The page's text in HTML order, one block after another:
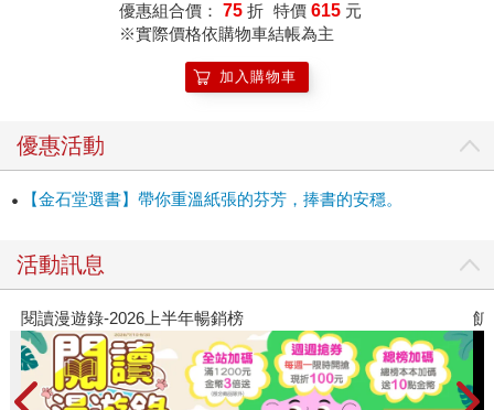
三百人的度假村，是就連入園道路都隱密到挑戰（測試）你
的階級品味── 「我來告訴你有錢人的事……他們不是每個人
都像貓王，會把豪宅買在市中心，讓所有人目瞪口呆在那
看。有錢人會把錢藏起來。他們不希望你發現他們到底有多
們的房子。相信我，我看很多這種節目。」──《喜弒臨門》
世代會出現的魔法痕跡、推理線索。雖然這位地表最平凡老
攪亂拉扯，然而更加令他混淆，或者說折磨他心智的是，所
有父母看著自己的孩子都難以逃過的魔咒──我家寶貝最乖、
最可愛了。 「這孩子以前每天都會擁抱我。她六歲時，我們
會玩一個遊戲叫『擁抱怪物』 ，她會在地毯爬來爬去，咆哮
低吼，咬我腳踝，要讓她變回小女孩唯一的方法是突然將她
抱起，讓她手腳飛舞離開地面。我可能有十年沒想起這遊戲
優惠組合價： 75 折 特價 615 元
※實際價格依購物車結帳為主
加入購物車
優惠活動
【金石堂選書】帶你重溫紙張的芬芳，捧書的安穩。
活動訊息
飢餓遊戲前傳贈早優券